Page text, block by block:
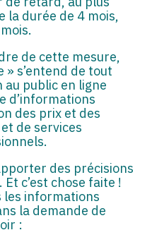
la durée de 4 mois,
de cette mesure,
s’entend de tout
public en ligne
d’informations
des prix et des
de services
des précisions
c’est chose faite !
les informations
la demande de
: